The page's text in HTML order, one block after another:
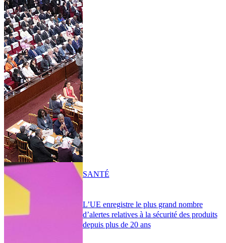
L’UE enregistre le plus grand nombre
d’alertes relatives à la sécurité des produits
depuis plus de 20 ans
SANTÉ